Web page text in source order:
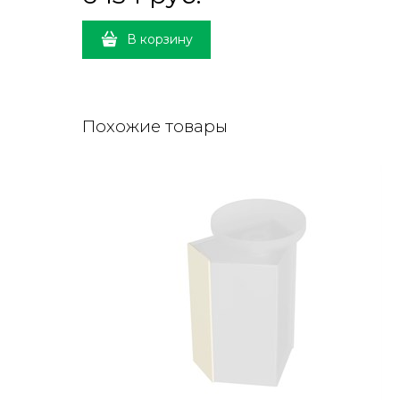
В корзину
Похожие товары